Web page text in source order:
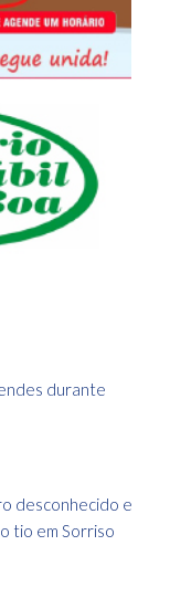
durante
desconhecido e
tio em Sorriso